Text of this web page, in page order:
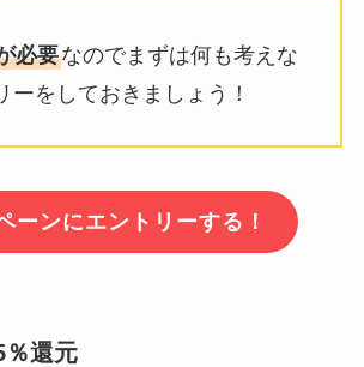
必要なのでまずは何も考えな
ーをしておきましょう！
ーンにエントリーする！
％還元